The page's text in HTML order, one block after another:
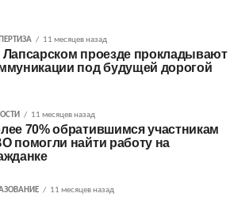
11 месяцев назад
Лапсарском проезде прокладывают
под будущей дорогой
11 месяцев назад
70% обратившимся участникам
помогли найти работу на
11 месяцев назад